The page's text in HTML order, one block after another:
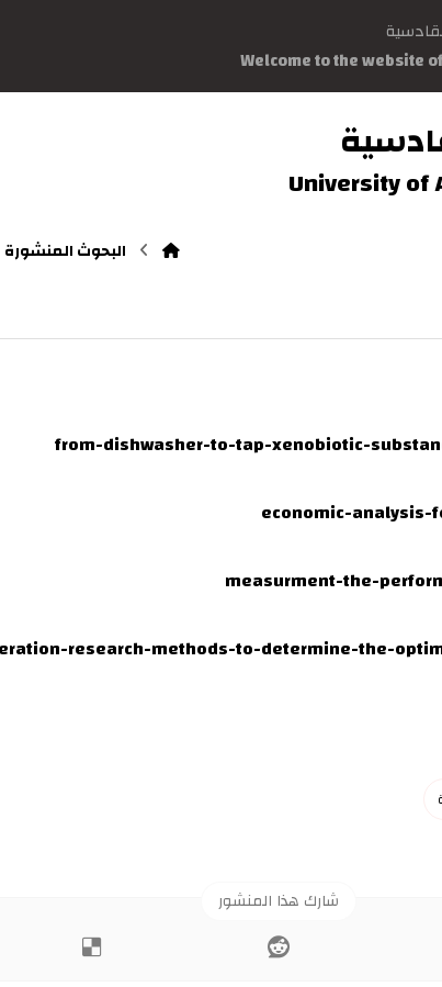
Welcome to the website
University of
البحوث المنشورة
economic-
research-methods-to-determine-the-